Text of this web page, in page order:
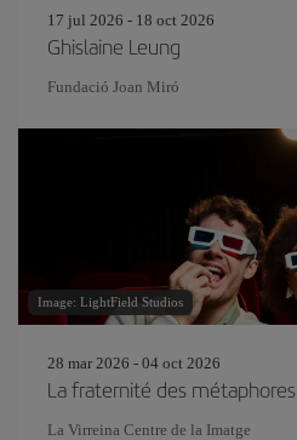
17 jul 2026 - 18 oct 2026
Ghislaine Leung
Fundació Joan Miró
Image: LightField Studios
28 mar 2026 - 04 oct 2026
La fraternité des métaphores
La Virreina Centre de la Imatge